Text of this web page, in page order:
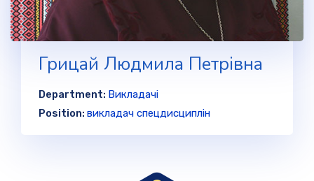
Грицай Людмила Петрівна
Department: Викладачі
Position: викладач спецдисциплін